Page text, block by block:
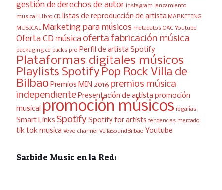
gestión de derechos de autor instagram lanzamiento
musical
LIbro CD listas de reproducción de artista MARKETING
MUSICAL Marketing para músicos metadatos OAC Youtube
Oferta CD música oferta fabricación música
packaging cd packs pro Perfil de artista Spotify
Plataformas digitales músicos
Playlists Spotify Pop Rock Villa de
Bilbao Premios MIN 2016 premios música
independiente Presentación de artista promoción
musical promoción músicos regalías
Smart Links SpotifySpotify for artists tendencias mercado
tik tok musica Vevo channel VIllaSoundBilbao Youtube
Sarbide Music en la Red: